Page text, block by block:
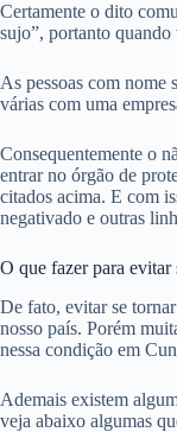
Certamente o dito
sujo”, portanto
As pessoas com nome
várias com uma
Consequentemente o
entrar no órgão de
citados acima. E com
negativado e outras
O que fazer para
De fato, evitar se
nosso país. Porém
nessa condição em
Ademais existem
veja abaixo algumas